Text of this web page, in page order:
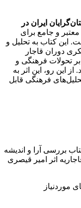
ایران در
و جامع برای
این کتاب به تحلیل و
دوران قاجار
بر تحولات فرهنگی و
این رو، این اثر به
فرهنگی قابل
بررسی آرا و اندیشه
اثر امیر قیصری
موردنیاز